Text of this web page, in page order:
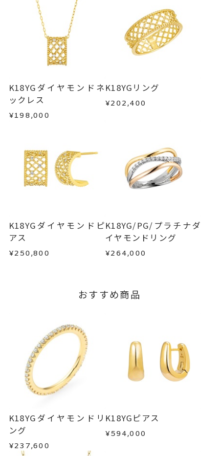
リング幅 約9mm
カテゴリー
リング
ダイヤモンドリング、
刻印
-
発送いたします。
■お届け目安が「約1ヶ月半以内～」の商品
ご注文いただいてから在庫状況を確認いたしま
・在庫のご用意ができる場合： 約1週間～1ヶ月以
内を目安に発送いたします。
・受注生産となる場合： 商品ページに記載のある
※お急ぎの方はご注文前にお問い合わせくださ
い。事前に現在の納期状況を確認いたします。
詳しくはこちら
メンバーシップ未登録のお客さまは、お問い合
わせフォームよりご連絡ください。
返品・交換以下の場合、商品の返品・交換・返金
は承りかねます。
・受注生産の商品
・お客さまのお手元で傷や汚れが発生した商品
・到着後ご連絡無く7日以上経過した商品
・刻印をお入れした商品
・過度な交換・返品を繰り返している場合
商品の品質には万全を期しておりますが、万が一
不良品の場合、またはご注文のお品と異なる場合
はお問い合わせフォームよりご連絡ください。
この場合の返送料は弊社にて負担いたしますの
で、着払いにてご返送ください。
詳細はこちら
K18YGダイヤモンドネ
ックレス
¥198,000
K18YGリング
¥202,400
K18YGダイヤモンドピ
アス
¥250,800
K18YG/PG/プラチナダ
イヤモンドリング
¥264,000
おすすめ商品
K18YGダイヤモンドリ
ング
¥237,600
K18YGピアス
¥594,000